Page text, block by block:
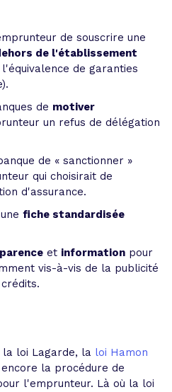
de souscrire une
de l'établissement
de garanties
de motiver
un refus de délégation
de « sanctionner »
qui choisirait de
d'assurance.
fiche standardisée
et information pour
vis-à-vis de la publicité
loi Lagarde, la loi Hamon
la procédure de
l'emprunteur. Là où la loi